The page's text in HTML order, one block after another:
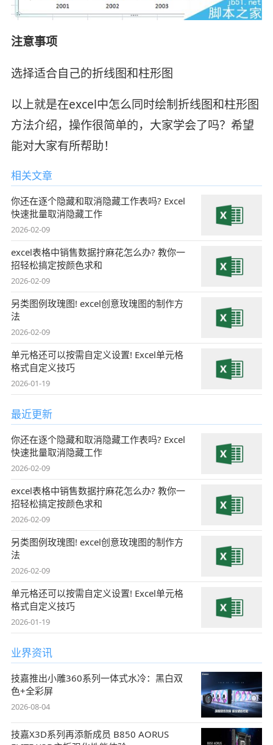
注意事项
选择适合自己的折线图和柱形图
以上就是在excel中怎么同时绘制折线图和柱形图
方法介绍，操作很简单的，大家学会了吗？希望
能对大家有所帮助！
相关文章
你还在逐个隐藏和取消隐藏工作表吗? Excel
快速批量取消隐藏工作
2026-02-09
excel表格中销售数据拧麻花怎么办? 教你一
招轻松搞定按颜色求和
2026-02-09
另类图例玫瑰图! excel创意玫瑰图的制作方
法
2026-02-09
单元格还可以按需自定义设置! Excel单元格
格式自定义技巧
2026-01-19
最近更新
你还在逐个隐藏和取消隐藏工作表吗? Excel
快速批量取消隐藏工作
2026-02-09
excel表格中销售数据拧麻花怎么办? 教你一
招轻松搞定按颜色求和
2026-02-09
另类图例玫瑰图! excel创意玫瑰图的制作方
法
2026-02-09
单元格还可以按需自定义设置! Excel单元格
格式自定义技巧
2026-01-19
业界资讯
技嘉推出小雕360系列一体式水冷：黑白双
色+全彩屏
2026-08-04
技嘉X3D系列再添新成员 B850 AORUS